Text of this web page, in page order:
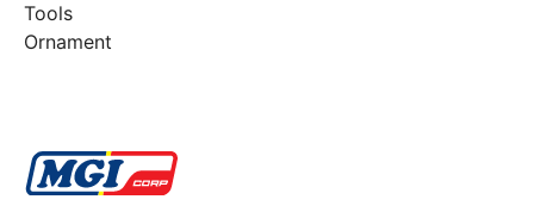
Tools
Ornament